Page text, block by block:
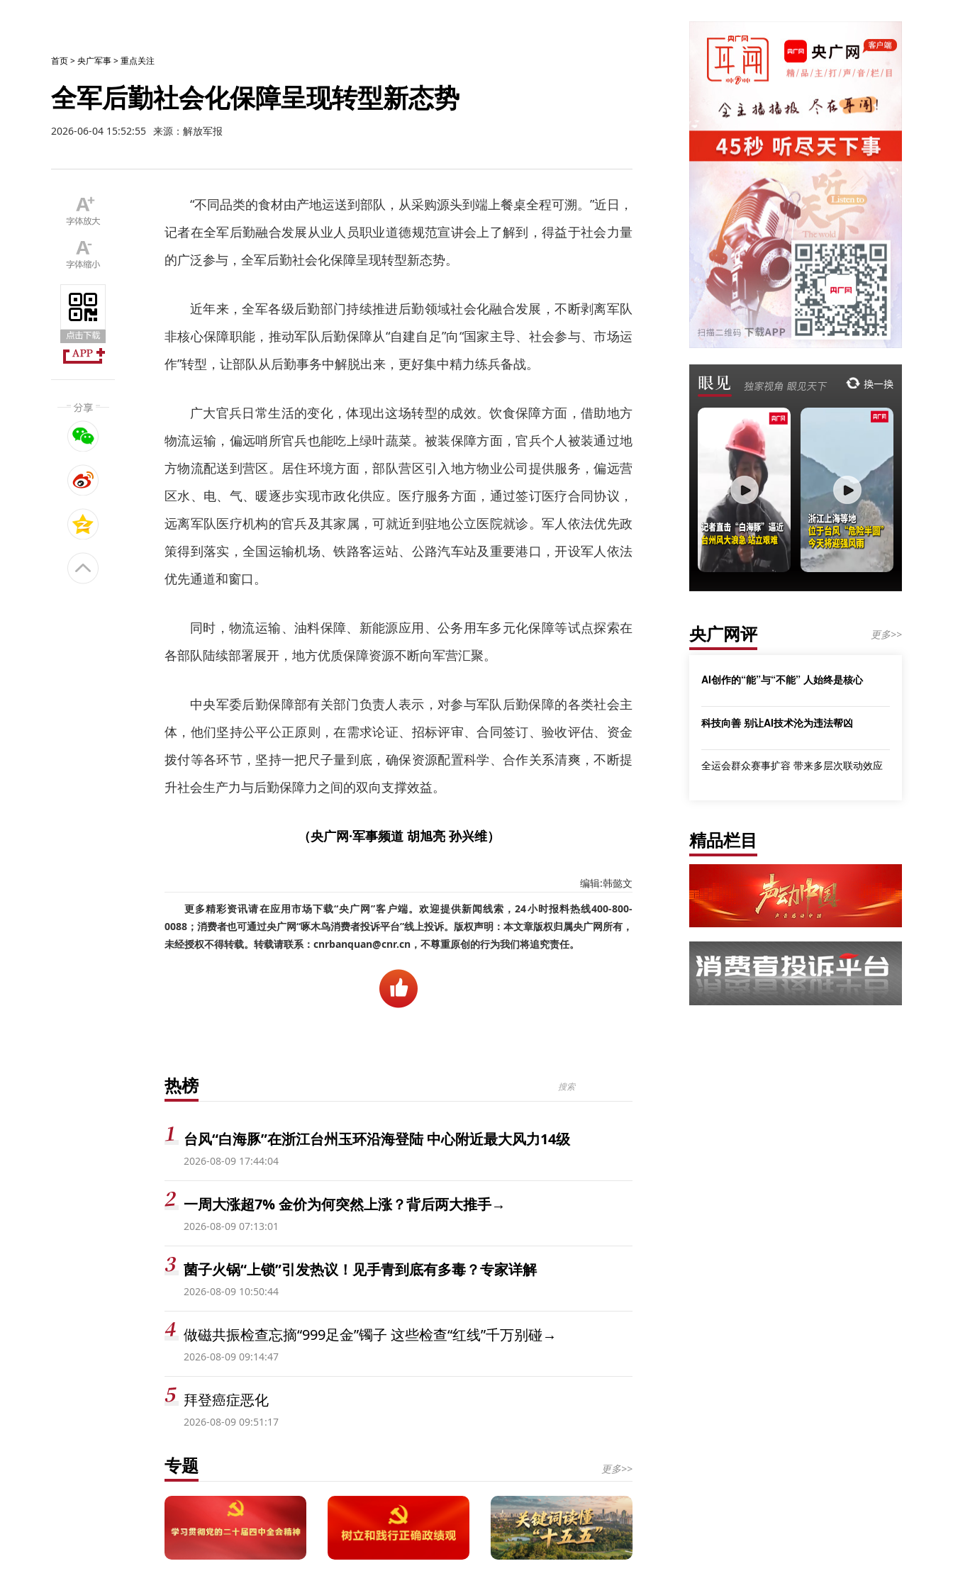
首页>央广军事>重点关注
全军后勤社会化保障呈现转型新态势
2026-06-04 15:52:55 来源：解放军报
“不同品类的食材由产地运送到部队，从采购源头到端上餐桌全程可溯。”近日，
记者在全军后勤融合发展从业人员职业道德规范宣讲会上了解到，得益于社会力量
的广泛参与，全军后勤社会化保障呈现转型新态势。
近年来，全军各级后勤部门持续推进后勤领域社会化融合发展，不断剥离军队
非核心保障职能，推动军队后勤保障从“自建自足”向“国家主导、社会参与、市场运
作”转型，让部队从后勤事务中解脱出来，更好集中精力练兵备战。
广大官兵日常生活的变化，体现出这场转型的成效。饮食保障方面，借助地方
物流运输，偏远哨所官兵也能吃上绿叶蔬菜。被装保障方面，官兵个人被装通过地
方物流配送到营区。居住环境方面，部队营区引入地方物业公司提供服务，偏远营
区水、电、气、暖逐步实现市政化供应。医疗服务方面，通过签订医疗合同协议，
远离军队医疗机构的官兵及其家属，可就近到驻地公立医院就诊。军人依法优先政
策得到落实，全国运输机场、铁路客运站、公路汽车站及重要港口，开设军人依法
优先通道和窗口。
同时，物流运输、油料保障、新能源应用、公务用车多元化保障等试点探索在
各部队陆续部署展开，地方优质保障资源不断向军营汇聚。
中央军委后勤保障部有关部门负责人表示，对参与军队后勤保障的各类社会主
体，他们坚持公平公正原则，在需求论证、招标评审、合同签订、验收评估、资金
拨付等各环节，坚持一把尺子量到底，确保资源配置科学、合作关系清爽，不断提
升社会生产力与后勤保障力之间的双向支撑效益。
（央广网·军事频道 胡旭亮 孙兴维）
编辑:韩懿文
更多精彩资讯请在应用市场下载“央广网”客户端。欢迎提供新闻线索，24小时报料热线400-800-
0088；消费者也可通过央广网“啄木鸟消费者投诉平台”线上投诉。版权声明：本文章版权归属央广网所有，
未经授权不得转载。转载请联系：cnrbanquan@cnr.cn，不尊重原创的行为我们将追究责任。
热榜
台风“白海豚”在浙江台州玉环沿海登陆 中心附近最大风力14级
2026-08-09 17:44:04
一周大涨超7% 金价为何突然上涨？背后两大推手→
2026-08-09 07:13:01
菌子火锅“上锁”引发热议！见手青到底有多毒？专家详解
2026-08-09 10:50:44
做磁共振检查忘摘“999足金”镯子 这些检查“红线”千万别碰→
2026-08-09 09:14:47
拜登癌症恶化
2026-08-09 09:51:17
专题 更多>>
央广网评 更多>>
AI创作的“能”与“不能” 人始终是核心
科技向善 别让AI技术沦为违法帮凶
全运会群众赛事扩容 带来多层次联动效应
精品栏目